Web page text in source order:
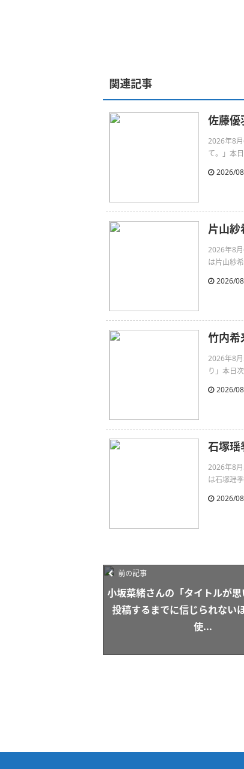
関連記事
佐藤優
2026年8
て。」本
2026/
片山紗
2026年8
は片山紗
2026/
竹内希
2026年8
り」本日
2026/
石塚瑶
2026年8
は石塚瑶
2026/
前の記事
小坂菜緒さんの「タイトルが
投稿するまでに信じられない
使...